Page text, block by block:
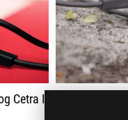
Cetra II